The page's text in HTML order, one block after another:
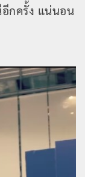
กครั้ง แน่นอน